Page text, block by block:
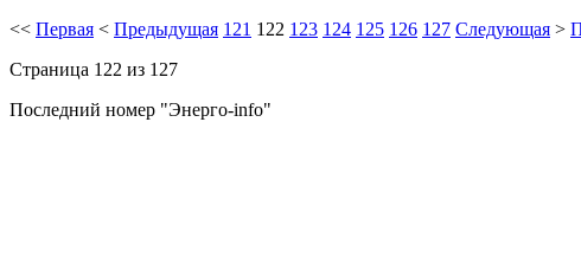
<< Первая < Предыдущая 121 122 123 124 125 126 127 Следующая >
Страница 122 из 127
Последний номер "Энерго-info"